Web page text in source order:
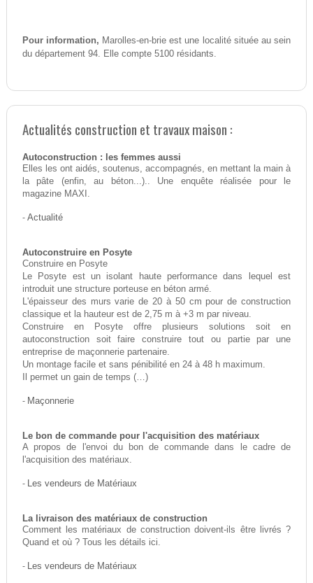
Pour information, Marolles-en-brie est une localité située au sein
du département 94. Elle compte 5100 résidants.
Actualités construction et travaux maison :
Autoconstruction : les femmes aussi
Elles les ont aidés, soutenus, accompagnés, en mettant la main à
la pâte (enfin, au béton...).. Une enquête réalisée pour le
magazine MAXI.
- Actualité
Autoconstruire en Posyte
Construire en Posyte
Le Posyte est un isolant haute performance dans lequel est
introduit une structure porteuse en béton armé.
L'épaisseur des murs varie de 20 à 50 cm pour de construction
classique et la hauteur est de 2,75 m à +3 m par niveau.
Construire en Posyte offre plusieurs solutions soit en
autoconstruction soit faire construire tout ou partie par une
entreprise de maçonnerie partenaire.
Un montage facile et sans pénibilité en 24 à 48 h maximum.
Il permet un gain de temps (…)
- Maçonnerie
Le bon de commande pour l'acquisition des matériaux
A propos de l'envoi du bon de commande dans le cadre de
l'acquisition des matériaux.
- Les vendeurs de Matériaux
La livraison des matériaux de construction
Comment les matériaux de construction doivent-ils être livrés ?
Quand et où ? Tous les détails ici.
- Les vendeurs de Matériaux